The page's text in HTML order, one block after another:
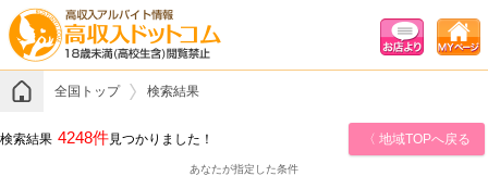
全国トップ 検索結果
検索結果 4248件見つかりました！ 〈 地域TOPへ戻る
あなたが指定した条件